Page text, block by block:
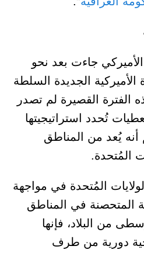
جاءت بعد نحو
الجديدة السلطة
القصيرة لم تصدر
تُحدد استراتيجيتها
أنه يُعد من المناطق
المُتحدة.
المُتحدة في مواجهة
المتحصنة في المناطق
من البلاد، فإنها
دورية من طرف